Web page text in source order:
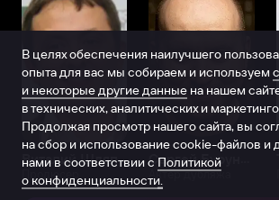
Виталий Шляппо
Продюсер Актёр дубляжа
В целях обеспечения наилучшего
опыта для вас мы собираем и используем
и некоторые другие данные на нашем
в технических, аналитических и
Продолжая просмотр нашего сайта, вы
на сбор и использование cookie-файлов и
нами в соответствии с Политикой
о конфиденциальности.